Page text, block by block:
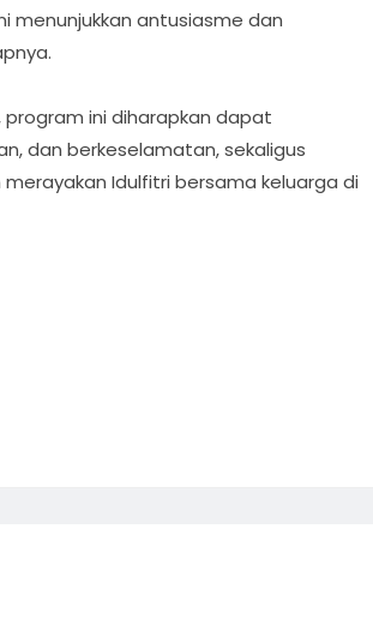
menunjukkan antusiasme dan
program ini diharapkan dapat
dan berkeselamatan, sekaligus
Idulfitri bersama keluarga di